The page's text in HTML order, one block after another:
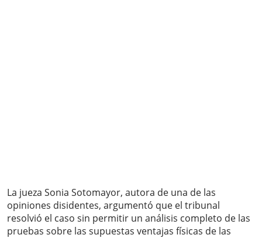
La jueza Sonia Sotomayor, autora de una de las
opiniones disidentes, argumentó que el tribunal
resolvió el caso sin permitir un análisis completo de las
pruebas sobre las supuestas ventajas físicas de las